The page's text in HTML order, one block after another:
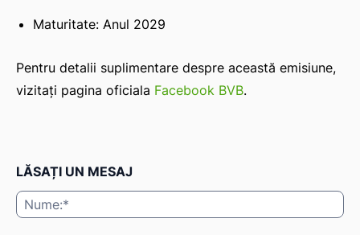
Maturitate: Anul 2029
Pentru detalii suplimentare despre această emisiune,
vizitați pagina oficiala Facebook BVB.
LĂSAȚI UN MESAJ